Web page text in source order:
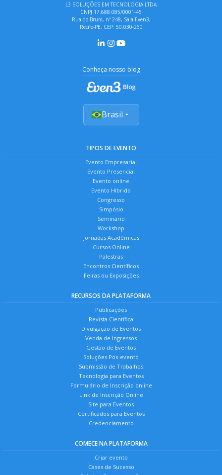
L3 SOLUÇÕES EM TECNOLOGIA LTDA
CNPJ 17.688.085/0001-45
Rua do Brum, nº 248, Sala Even3,
Recife-PE, CEP: 50.030-260
Conheça nosso blog
Brasil
TIPOS DE EVENTO
Evento Empresarial
Evento Presencial
Evento online
Evento Híbrido
Congresso
Simpósio
Seminário
Workshop
Jornadas Acadêmicas
Cursos Online
Palestras
Encontros Científicos
Feiras ou Exposições
RECURSOS DA PLATAFORMA
Publicações
Revista Científica
Divulgação de Eventos
Venda de Ingressos
Gestão de Eventos
Soluções Pós-evento
Submissão de Trabalhos
Tecnologia para Eventos
Formulário de Inscrição online
Link de Inscrição Online
Site para Eventos
Certificados para Eventos
Credenciamento
COMECE NA PLATAFORMA
Criar evento
Cases de Sucesso